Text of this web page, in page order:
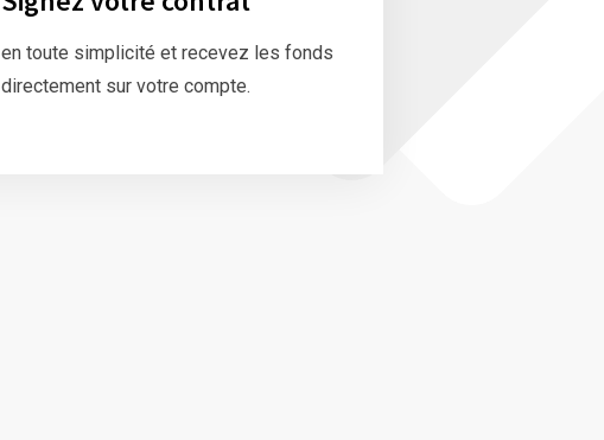
en toute simplicité et recevez les fonds
directement sur votre compte.